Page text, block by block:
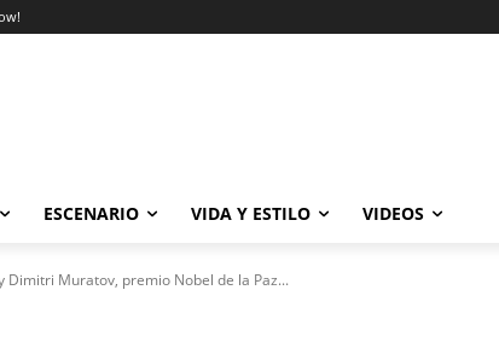
ESCENARIO VIDA Y ESTILO VIDEOS
Dimitri Muratov, premio Nobel de la Paz...